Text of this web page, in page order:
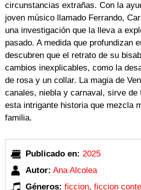
circunstancias extrañas. Con la
joven músico llamado Ferrando,
una investigación que la lleva a
pasado. A medida que profundizan
descubren que el retrato de su
cambios inexplicables, como la
de rosa y un collar. La magia de
canales, niebla y carnaval, sirve de
esta intrigante historia que mezcla
familia.
Publicado en: 2025
Autor: Ana Alcolea
Géneros: ficcion, ficcion